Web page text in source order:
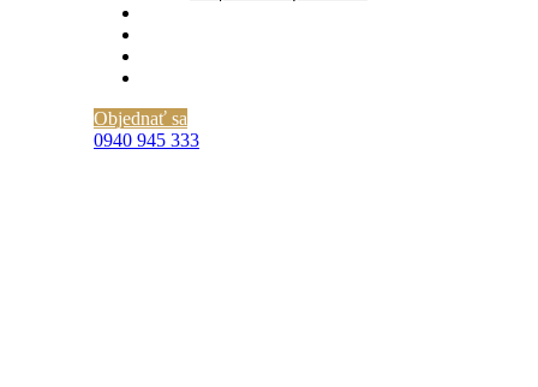
Objednať sa
0940 945 333